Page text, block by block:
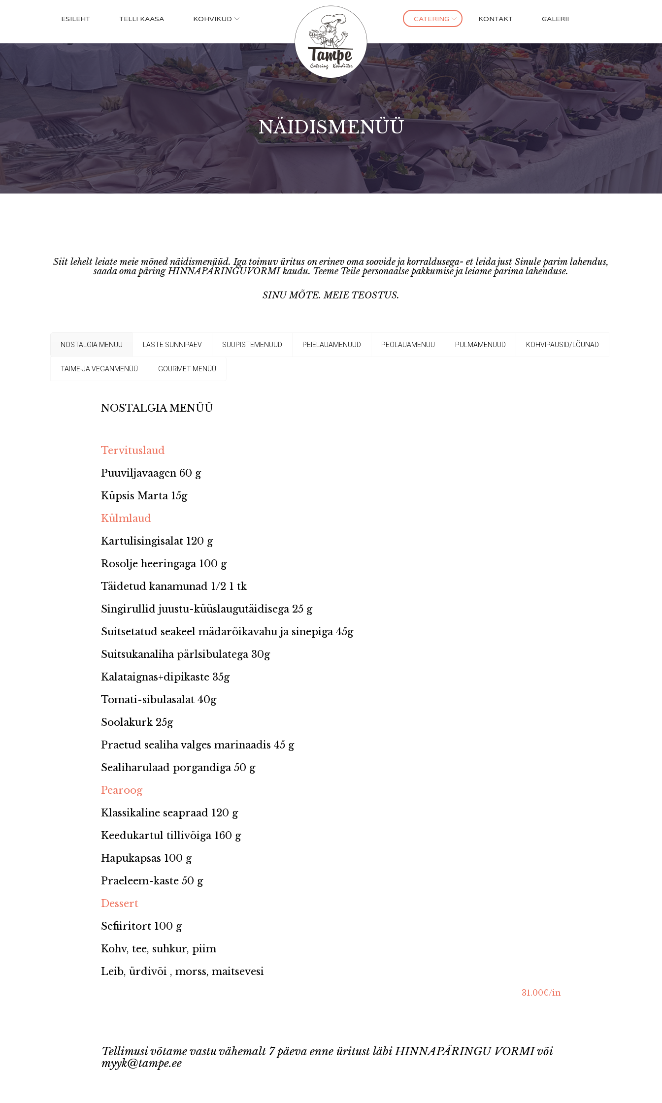
ESILEHT TELLI KAASA KOHVIKUD CATERING KONTAKT GALERII
NÄIDISMENÜÜ
Siit lehelt leiate meie mõned näidismenüüd. Iga toimuv üritus on erinev oma soovide ja korraldusega- et leida just Sinule parim lahendus,
saada oma päring HINNAPÄRINGUVORMI kaudu. Teeme Teile personaalse pakkumise ja leiame parima lahenduse.
SINU MÕTE. MEIE TEOSTUS.
NOSTALGIA MENÜÜ LASTE SÜNNIPÄEV SUUPISTEMENÜÜD PEIELAUAMENÜÜD PEOLAUAMENÜÜ PULMAMENÜÜD KOHVIPAUSID/LÕUNAD
TAIME-JA VEGANMENÜÜ GOURMET MENÜÜ
NOSTALGIA MENÜÜ
Tervituslaud
Puuviljavaagen 60 g
Küpsis Marta 15g
Külmlaud
Kartulisingisalat 120 g
Rosolje heeringaga 100 g
Täidetud kanamunad 1/2 1 tk
Singirullid juustu-küüslaugutäidisega 25 g
Suitsetatud seakeel mädarõikavahu ja sinepiga 45g
Suitsukanaliha pärlsibulatega 30g
Kalataignas+dipikaste 35g
Tomati-sibulasalat 40g
Soolakurk 25g
Praetud sealiha valges marinaadis 45 g
Sealiharulaad porgandiga 50 g
Pearoog
Klassikaline seapraad 120 g
Keedukartul tillivõiga 160 g
Hapukapsas 100 g
Praeleem-kaste 50 g
Dessert
Sefiiritort 100 g
Kohv, tee, suhkur, piim
Leib, ürdivõi , morss, maitsevesi
31.00€/in
Tellimusi võtame vastu vähemalt 7 päeva enne üritust läbi HINNAPÄRINGU VORMI või
myyk@tampe.ee